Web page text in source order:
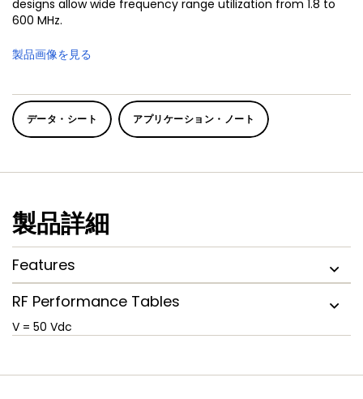
designs allow wide frequency range utilization from 1.8 to
600 MHz.
製品画像を見る
データ・シート アプリケーション・ノート
製品詳細
Features
RF Performance Tables
V = 50 Vdc